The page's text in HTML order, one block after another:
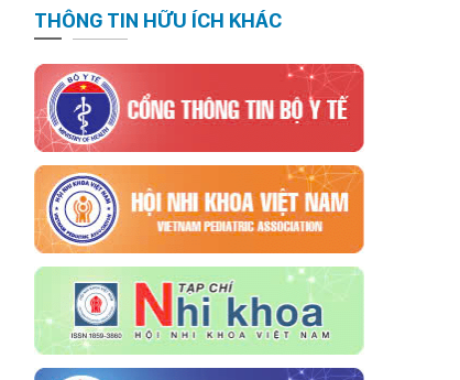
THÔNG TIN HỮU ÍCH KHÁC